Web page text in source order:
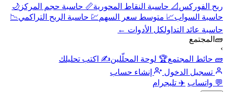
ربح الفوركس 📐 حاسبة النقاط المحورية📏 حاسبة حجم المركز 🌙
حاسبة السواب📈 متوسط سعر السهم💹 حاسبة الربح التراكمي📉
حاسبة عائد التداولكل الأدوات ←
🧱 المجتمع
›
🧱 حائط المجتمع🏆 لوحة المحلّلين✍️ اكتب تحليلك
تسجيل الدخول
إنشاء حساب
💬 واتساب ✈️ تليجرام